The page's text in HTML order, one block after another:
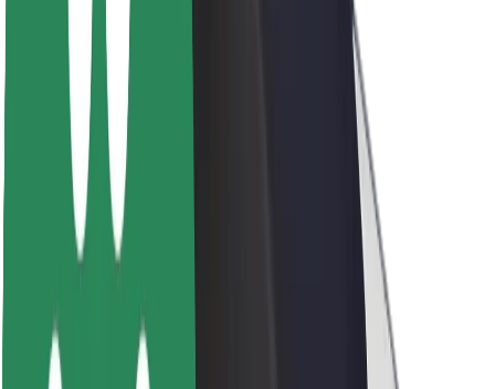
Blog
Sala de prensa
Directrices de la marca
Misión
Relación con inversores
Liderazgo
Marca
Fondo Urbano